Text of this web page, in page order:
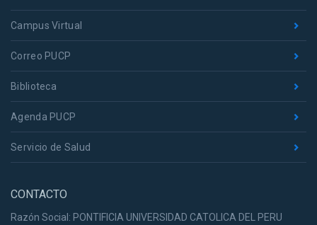
Campus Virtual
Correo PUCP
Biblioteca
Agenda PUCP
Servicio de Salud
CONTACTO
Razón Social: PONTIFICIA UNIVERSIDAD CATOLICA DEL PERU